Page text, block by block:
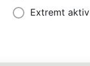
Extremt aktiv